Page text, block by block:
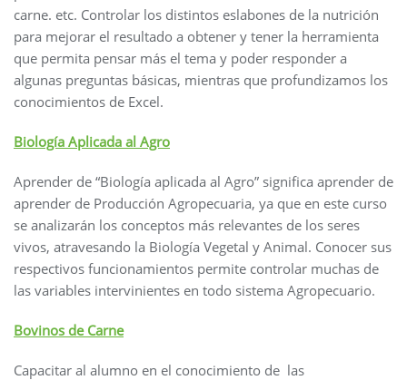
carne. etc. Controlar los distintos eslabones de la nutrición
para mejorar el resultado a obtener y tener la herramienta
que permita pensar más el tema y poder responder a
algunas preguntas básicas, mientras que profundizamos los
conocimientos de Excel.
Biología Aplicada al Agro
Aprender de “Biología aplicada al Agro” significa aprender de
aprender de Producción Agropecuaria, ya que en este curso
se analizarán los conceptos más relevantes de los seres
vivos, atravesando la Biología Vegetal y Animal. Conocer sus
respectivos funcionamientos permite controlar muchas de
las variables intervinientes en todo sistema Agropecuario.
Bovinos de Carne
Capacitar al alumno en el conocimiento de las